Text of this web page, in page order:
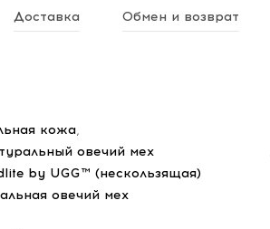
Доставка Обмен и возврат
кожа,
овечий мех
by UGG™ (нескользящая)
овечий мех